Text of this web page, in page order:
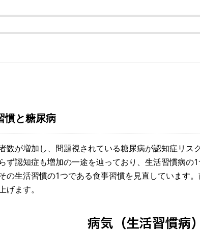
慣と糖尿病
数が増加し、問題視されている糖尿病が認知症リス
認知症も増加の一途を辿っており、生活習慣病の
の生活習慣の1つである食事習慣を見直しています
ます。